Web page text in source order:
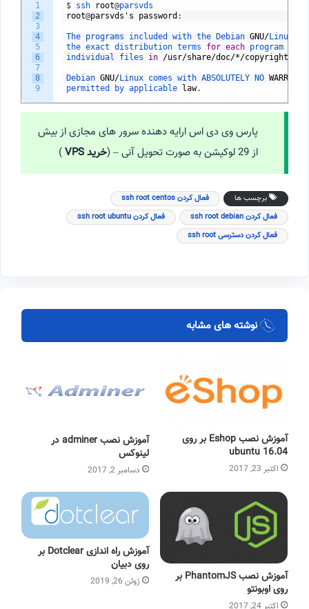
1
2
3
4
5
6
7
8
9
$ ssh root@parsvds
root@parsvds ' s password :
The programs included with the Debian GNU/Linux
the exact distribution terms for each program
individual files in /usr/share/doc/*/copyright
Debian GNU/Linux comes with ABSOLUTELY NO WARRANTY
permitted
by applicable law.
پارس وی دی اس ارایه دهنده سرور های مجازی از بیش
از 29 لوکیشن به صورت تحویل آنی – (‌
خرید VPS )
برچسب ها
فعال کردن ssh root centos
فعال کردن ssh root debian
فعال کردن ssh root ubuntu
فعال کردن دسترسی ssh root
نوشته های مشابه
آموزش نصب adminer در
لینوکس
دسامبر 2, 2017
آموزش نصب Eshop بر روی
ubuntu 16.04
اکتبر 23, 2017
آموزش راه اندازی Dotclear بر
روی دبیان
ژوئن 26, 2019
آموزش نصب PhantomJS بر
روی اوبونتو
اکتبر 24, 2017